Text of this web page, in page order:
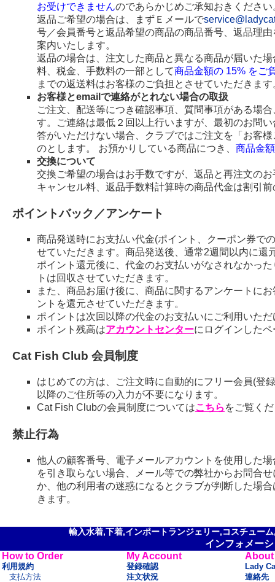
お受けできませんのであらかじめご承知おきください
返品ご希望の場合は、まずＥメールで
号／会員番号と返品希望の商品の商品番号、返品理
案内いたします。
返品の場合は、注文した商品と異なる商品が届いた
料、税金、手数料の一部として商品金額の 15% をご
までの返送料はお客様のご負担とさせていただきます
お客様とemailで連絡がとれない場合の取扱
ご注文、配送等につき確認事項、質問事項がある場
す。ご連絡は最低２回以上行いますが、最初のお問
答がいただけない場合、クラブではご注文を「お客
のとします。 お預かりしている商品につき、 商品金
交換について
交換ご希望の場合はお手数ですが、返品と再注文の
キャンセル料、返品手数料計算時の商品代金は割引
ポイントバック／アンケート
商品発送時にお支払い代金(ポイント、クーポン券で
せていただきます。商品発送後、通常2週間以内に還
ポイント還元後に、代金のお支払いがなされなかっ
トは回収させていただきます。
また、商品お届け後に、商品に関するアンケートに
ントを還元させていただきます。
ポイントは次回以降の代金のお支払いにご利用いた
ポイント残高はアカウントセンターにログインした
Cat Fish Club 会員制度
はじめての方は、ご注文時に自動的にフリー会員(登
以降のご住所等の入力が不要になります。
Cat Fish Clubの会員制度についてはこちら をご覧く
禁止行為
他人の顧客番号、電子メールアカウントを使用した
を引き取らない場合、メール等での弊社からお問合
か、他の利用者の迷惑になるとクラブが判断した場
きます。
輸入水着,下着,インポートランジェリー,コスチュー
インフォメー
How to Order
利用規約
支払方法
My Account
登録確認
注文状況
About
Lady
連絡先